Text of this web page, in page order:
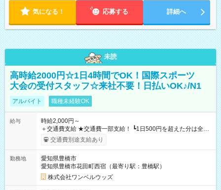
気になる！ 応募する 詳細へ
未読
高時給2000円☆1日4時間でOK！国際スポーツ
大会の受付スタッフ☆来社不要！日払いOK♪/N1
アルバイト 職種未経験OK
給与
時給2,000円～
＋交通費支給 ★交通費一部支給！ ┗1日500円を超えた分は全額
支給！ ※往復500円以内の方は自己負担となります ★日払い
OK！（規定あり） ┗働いたその日に現金GET♪ お仕事後はコン
期間なし
交通費別途支給あり
勤務地
愛知県豊橋市
愛知県豊橋市花田町西宿（最寄り駅：豊橋駅）
株式会社ワンベルウッズ